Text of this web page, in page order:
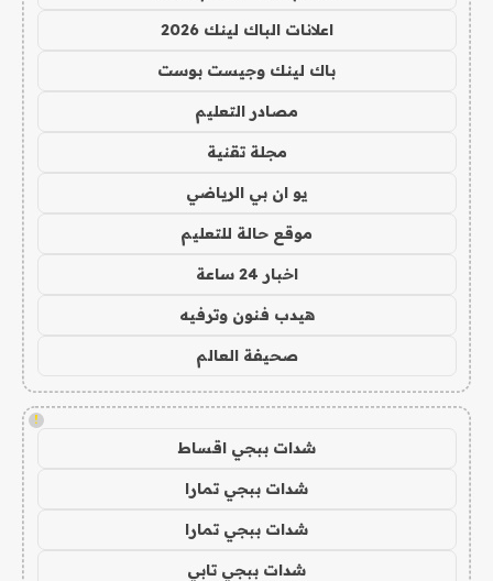
اعلانات الباك لينك 2026
باك لينك وجيست بوست
مصادر التعليم
مجلة تقنية
يو ان بي الرياضي
موقع حالة للتعليم
اخبار 24 ساعة
هيدب فنون وترفيه
صحيفة العالم
!
شدات ببجي اقساط
شدات ببجي تمارا
شدات ببجي تمارا
شدات ببجي تابي